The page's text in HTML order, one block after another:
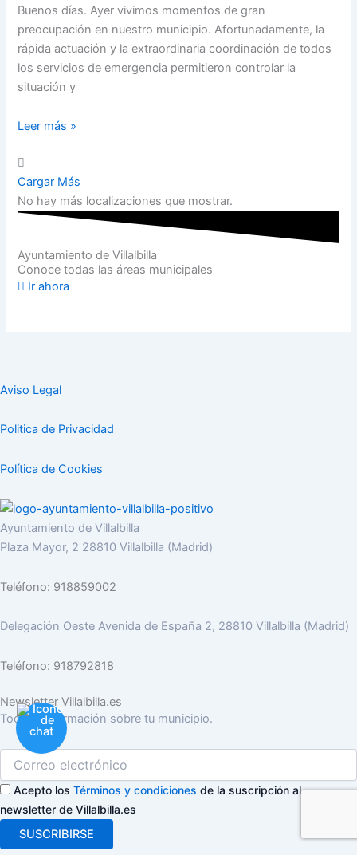
Buenos días. Ayer vivimos momentos de gran
preocupación en nuestro municipio. Afortunadamente, la
rápida actuación y la extraordinaria coordinación de todos
los servicios de emergencia permitieron controlar la
situación y
Leer más »
Cargar Más
No hay más localizaciones que mostrar.
Ayuntamiento de Villalbilla
Conoce todas las áreas municipales
Ir ahora
Aviso Legal
Politica de Privacidad
Política de Cookies
Ayuntamiento de Villalbilla
Plaza Mayor, 2 28810 Villalbilla (Madrid)
Teléfono: 918859002
Delegación Oeste Avenida de España 2, 28810 Villalbilla (Madrid)
Teléfono: 918792818
Newsletter Villalbilla.es
Toda la información sobre tu municipio.
Acepto los Términos y condiciones de la suscripción al
newsletter de Villalbilla.es
SUSCRIBIRSE